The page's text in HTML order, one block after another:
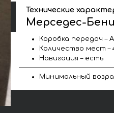
Технические
Мерседес-Бенц
Коробка передач –
Количество мест –
Навигация – есть
Минимальный